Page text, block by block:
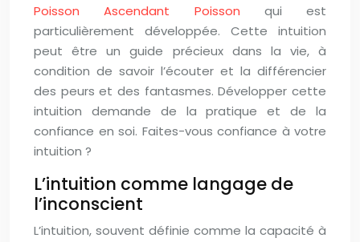
Poisson Ascendant Poisson qui est
particulièrement développée. Cette intuition
peut être un guide précieux dans la vie, à
condition de savoir l’écouter et la différencier
des peurs et des fantasmes. Développer cette
intuition demande de la pratique et de la
confiance en soi. Faites-vous confiance à votre
intuition ?
L’intuition comme langage de
l’inconscient
L’intuition, souvent définie comme la capacité à